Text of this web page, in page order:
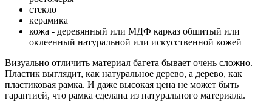
стекло
керамика
кожа - деревянный или МДФ карказ обшитый или
оклеенный натуральной или искусственной кожей
Визуально отличить материал багета бывает очень сложно.
Пластик выглядит, как натуральное дерево, а дерево, как
пластиковая рамка. И даже высокая цена не может быть
гарантией, что рамка сделана из натурального материала.